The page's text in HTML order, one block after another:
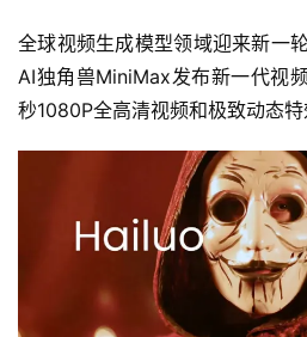
全球视频生成模型领域迎来新一
AI独角兽MiniMax发布新一代视
秒1080P全高清视频和极致动态特